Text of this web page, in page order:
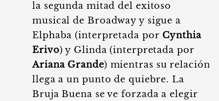
la segunda mitad del exitoso
musical de Broadway y sigue a
Elphaba (interpretada por Cynthia
Erivo) y Glinda (interpretada por
Ariana Grande) mientras su relación
llega a un punto de quiebre. La
Bruja Buena se ve forzada a elegir